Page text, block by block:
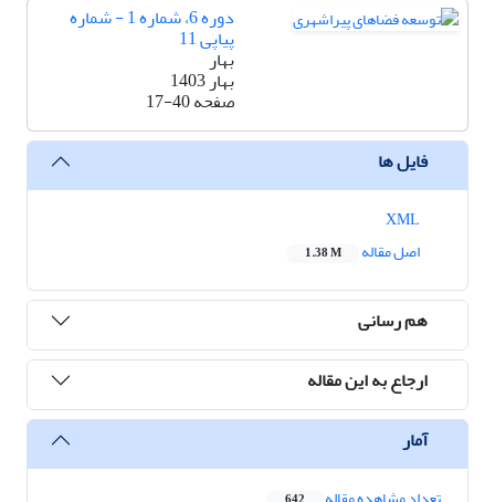
دوره 6، شماره 1 - شماره
پیاپی 11
بهار
بهار 1403
صفحه17-40
فایل ها
اصل مقاله
1.38 M
هم رسانی
ارجاع به این مقاله
آمار